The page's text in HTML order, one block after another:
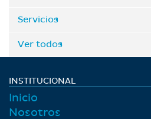
Servicios
Ver todos
INSTITUCIONAL
Inicio
Nosotros